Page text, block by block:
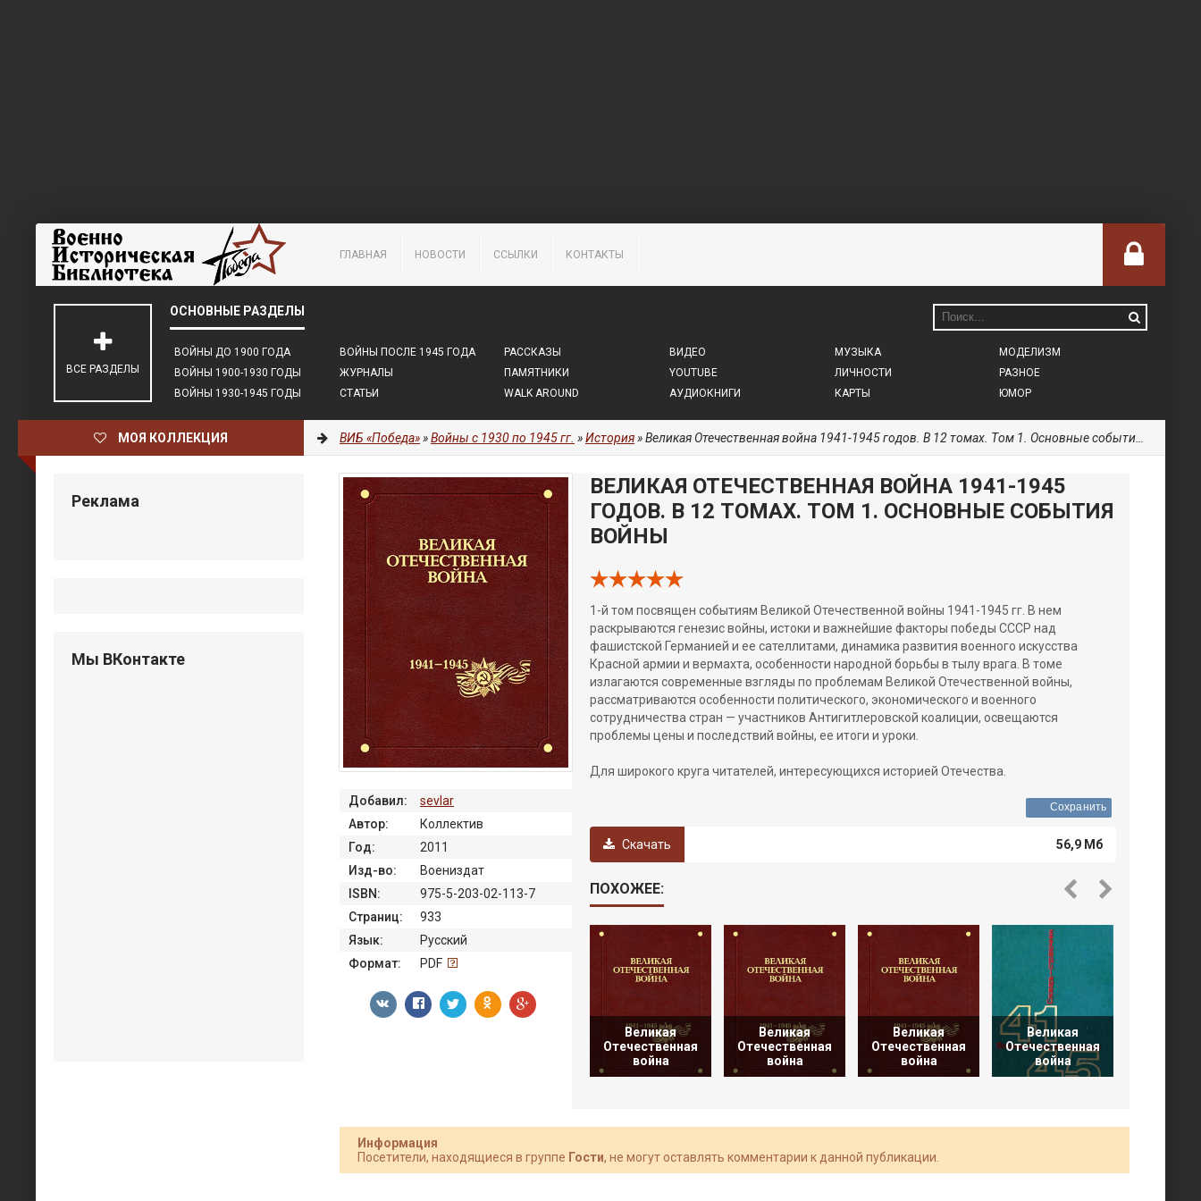
ГЛАВНАЯ НОВОСТИ ССЫЛКИ КОНТАКТЫ
ВОЙНЫ ДО 1900 ГОДА
ВОЙНЫ 1900-1930 ГОДЫ
ВОЙНЫ 1930-1945 ГОДЫ
ВОЙНЫ ПОСЛЕ 1945 ГОДА
ЖУРНАЛЫ
СТАТЬИ
РАССКАЗЫ
ПАМЯТНИКИ
WALK AROUND
ВИДЕО
YOUTUBE
АУДИОКНИГИ
МУЗЫКА
ЛИЧНОСТИ
КАРТЫ
МОДЕЛИЗМ
РАЗНОЕ
ЮМОР
ВСЕ РАЗДЕЛЫ
МОЯ КОЛЛЕКЦИЯ ВИБ «Победа»»Войны с 1930 по 1945 гг. »История» Великая Отечественная война 1941-1945 годов. В 12 томах. Tом 1. Основные события войны
ВЕЛИКАЯ ОТЕЧЕСТВЕННАЯ ВОЙНА 1941-1945
ГОДОВ. В 12 ТОМАХ. TОМ 1. ОСНОВНЫЕ СОБЫТИЯ
ВОЙНЫ
1-й том посвящен событиям Великой Отечественной войны 1941-1945 гг. В нем
раскрываются генезис войны, истоки и важнейшие факторы победы СССР над
фашистской Германией и ее сателлитами, динамика развития военного искусства
Красной армии и вермахта, особенности народной борьбы в тылу врага. В томе
излагаются современные взгляды по проблемам Великой Отечественной войны,
рассматриваются особенности политического, экономического и военного
сотрудничества стран — участников Антигитлеровской коалиции, освещаются
проблемы цены и последствий войны, ее итоги и уроки.
Для широкого круга читателей, интересующихся историей Отечества.
Сохранить
Скачать 56,9 Мб
Добавил:
sevlar
Автор:
Коллектив
Год:
2011
Изд-во:
Воениздат
ISBN:
975-5-203-02-113-7
Страниц:
933
Язык:
Русский
Формат:
PDF
ПОХОЖЕЕ:
Великая
Отечественная
война
Великая
Отечественная
война
Великая
Отечественная
война
Великая
Отечественная
война
Информация
Посетители, находящиеся в группе Гости, не могут оставлять комментарии к данной публикации.
Реклама
Мы ВКонтакте